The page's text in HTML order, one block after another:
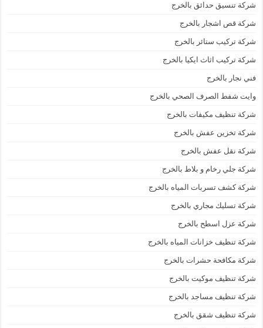
شركة تنسيق حدائق بالخرج
شركة قص اشجار بالخرج
شركة تركيب ستائر بالخرج
شركة تركيب اثاث ايكيا بالخرج
فني نجار بالخرج
وايت شفط الصرف الصحي بالخرج
شركة تنظيف مكيفات بالخرج
شركة تخزين عفش بالخرج
شركة نقل عفش بالخرج
شركة جلي رخام و بلاط بالخرج
شركة كشف تسربات المياه بالخرج
شركة تسليك مجاري بالخرج
شركة عزل اسطح بالخرج
شركة تنظيف خزانات المياه بالخرج
شركة مكافحة حشرات بالخرج
شركة تنظيف موكيت بالخرج
شركة تنظيف مساجد بالخرج
شركة تنظيف شقق بالخرج